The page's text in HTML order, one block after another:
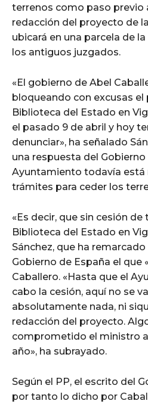
terrenos como paso previo
redacción del proyecto de
ubicará en una parcela de
los antiguos juzgados.
«El gobierno de Abel
bloqueando con excusas el
Biblioteca del Estado en
el pasado 9 de abril y hoy
denunciar», ha señalado
una respuesta del
Ayuntamiento todavía está
trámites para ceder los
«Es decir, que sin cesión de
Biblioteca del Estado en
Sánchez, que ha
Gobierno de España el que
Caballero. «Hasta que el
cabo la cesión, aquí no se
absolutamente nada, ni
redacción del proyecto.
comprometido el ministro
año», ha subrayado.
Según el PP, el escrito del
por tanto lo dicho por